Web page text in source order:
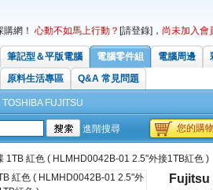
網！ 心動不如馬上行動？ [請登錄] ， 尚未加入會
筆記型＆平版電腦 電腦零件組 電腦周邊
原料生活專區 Q&A 常見問題
TOSHIBA FUJITSU
進階搜尋 您的購
1TB 紅色 ( HLMHD0042B-01 2.5"外接1TB紅色 )
Fujitsu